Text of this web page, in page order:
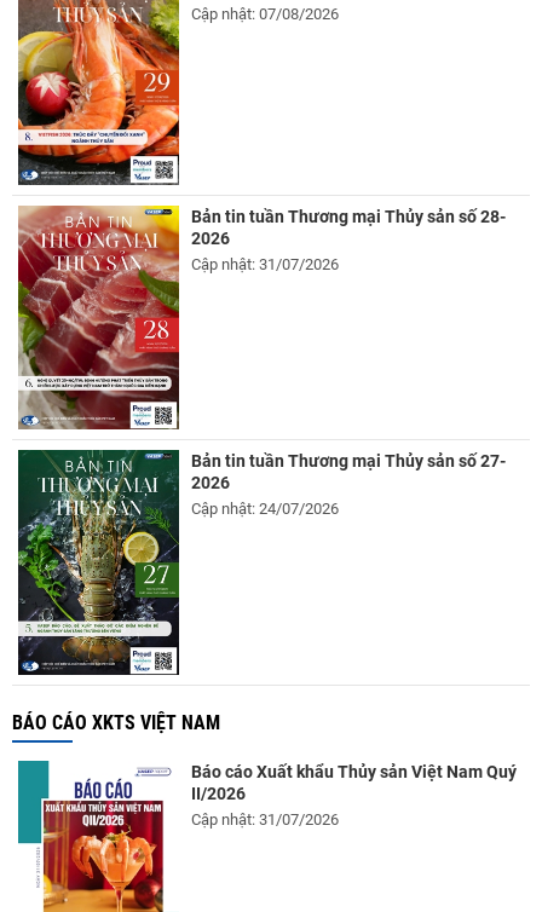
Cập nhật: 07/08/2026
Bản tin tuần Thương mại Thủy sản số 28-
2026
Cập nhật: 31/07/2026
Bản tin tuần Thương mại Thủy sản số 27-
2026
Cập nhật: 24/07/2026
BÁO CÁO XKTS VIỆT NAM
Báo cáo Xuất khẩu Thủy sản Việt Nam Quý
II/2026
Cập nhật: 31/07/2026